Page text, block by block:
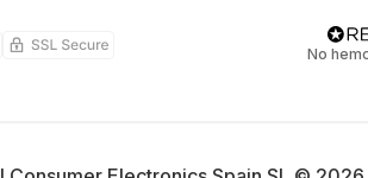
No